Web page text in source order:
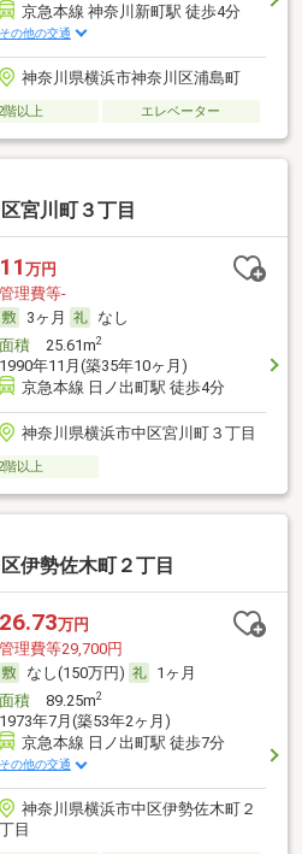
京急本線 神奈川新町駅 徒歩4分
その他の交通
神奈川県横浜市神奈川区浦島町
階以上 エレベーター
宮川町３丁目
11 万円
管理費等-
3ヶ月
なし
面積25.61m2
1990年11月(築35年10ヶ月)
京急本線 日ノ出町駅 徒歩4分
神奈川県横浜市中区宮川町３丁目
階以上
伊勢佐木町２丁目
26.73万円
管理費等29,700円
なし(150万円)
1ヶ月
面積89.25m2
1973年7月(築53年2ヶ月)
京急本線 日ノ出町駅 徒歩7分
その他の交通
神奈川県横浜市中区伊勢佐木町２
丁目